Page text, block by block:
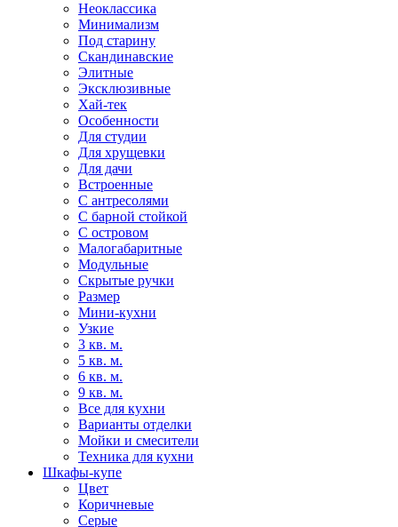
Неоклассика
Минимализм
Под старину
Скандинавские
Элитные
Эксклюзивные
Хай-тек
Особенности
Для студии
Для хрущевки
Для дачи
Встроенные
С антресолями
С барной стойкой
С островом
Малогабаритные
Модульные
Скрытые ручки
Размер
Мини-кухни
Узкие
3 кв. м.
5 кв. м.
6 кв. м.
9 кв. м.
Все для кухни
Варианты отделки
Мойки и смесители
Техника для кухни
Шкафы-купе
Цвет
Коричневые
Серые